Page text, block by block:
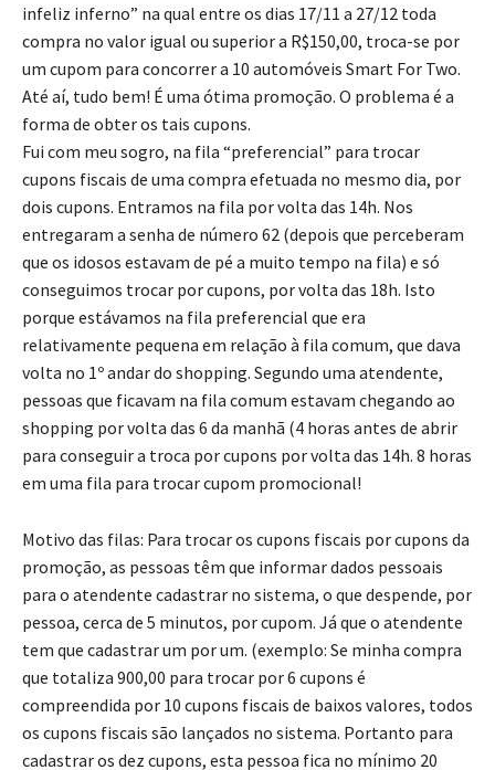
infeliz inferno” na qual entre os dias 17/11 a 27/12 toda
compra no valor igual ou superior a R$150,00, troca-se por
um cupom para concorrer a 10 automóveis Smart For Two.
Até aí, tudo bem! É uma ótima promoção. O problema é a
forma de obter os tais cupons.
Fui com meu sogro, na fila “preferencial” para trocar
cupons fiscais de uma compra efetuada no mesmo dia, por
dois cupons. Entramos na fila por volta das 14h. Nos
entregaram a senha de número 62 (depois que perceberam
que os idosos estavam de pé a muito tempo na fila) e só
conseguimos trocar por cupons, por volta das 18h. Isto
porque estávamos na fila preferencial que era
relativamente pequena em relação à fila comum, que dava
volta no 1º andar do shopping. Segundo uma atendente,
pessoas que ficavam na fila comum estavam chegando ao
shopping por volta das 6 da manhã (4 horas antes de abrir
para conseguir a troca por cupons por volta das 14h. 8 horas
em uma fila para trocar cupom promocional!
Motivo das filas: Para trocar os cupons fiscais por cupons da
promoção, as pessoas têm que informar dados pessoais
para o atendente cadastrar no sistema, o que despende, por
pessoa, cerca de 5 minutos, por cupom. Já que o atendente
tem que cadastrar um por um. (exemplo: Se minha compra
que totaliza 900,00 para trocar por 6 cupons é
compreendida por 10 cupons fiscais de baixos valores, todos
os cupons fiscais são lançados no sistema. Portanto para
cadastrar os dez cupons, esta pessoa fica no mínimo 20